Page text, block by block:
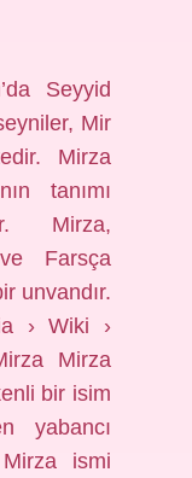
Seyyid
Mir
Mirza
tanımı
Mirza,
Farsça
unvandır.
› Wiki ›
Mirza
bir isim
yabancı
ismi